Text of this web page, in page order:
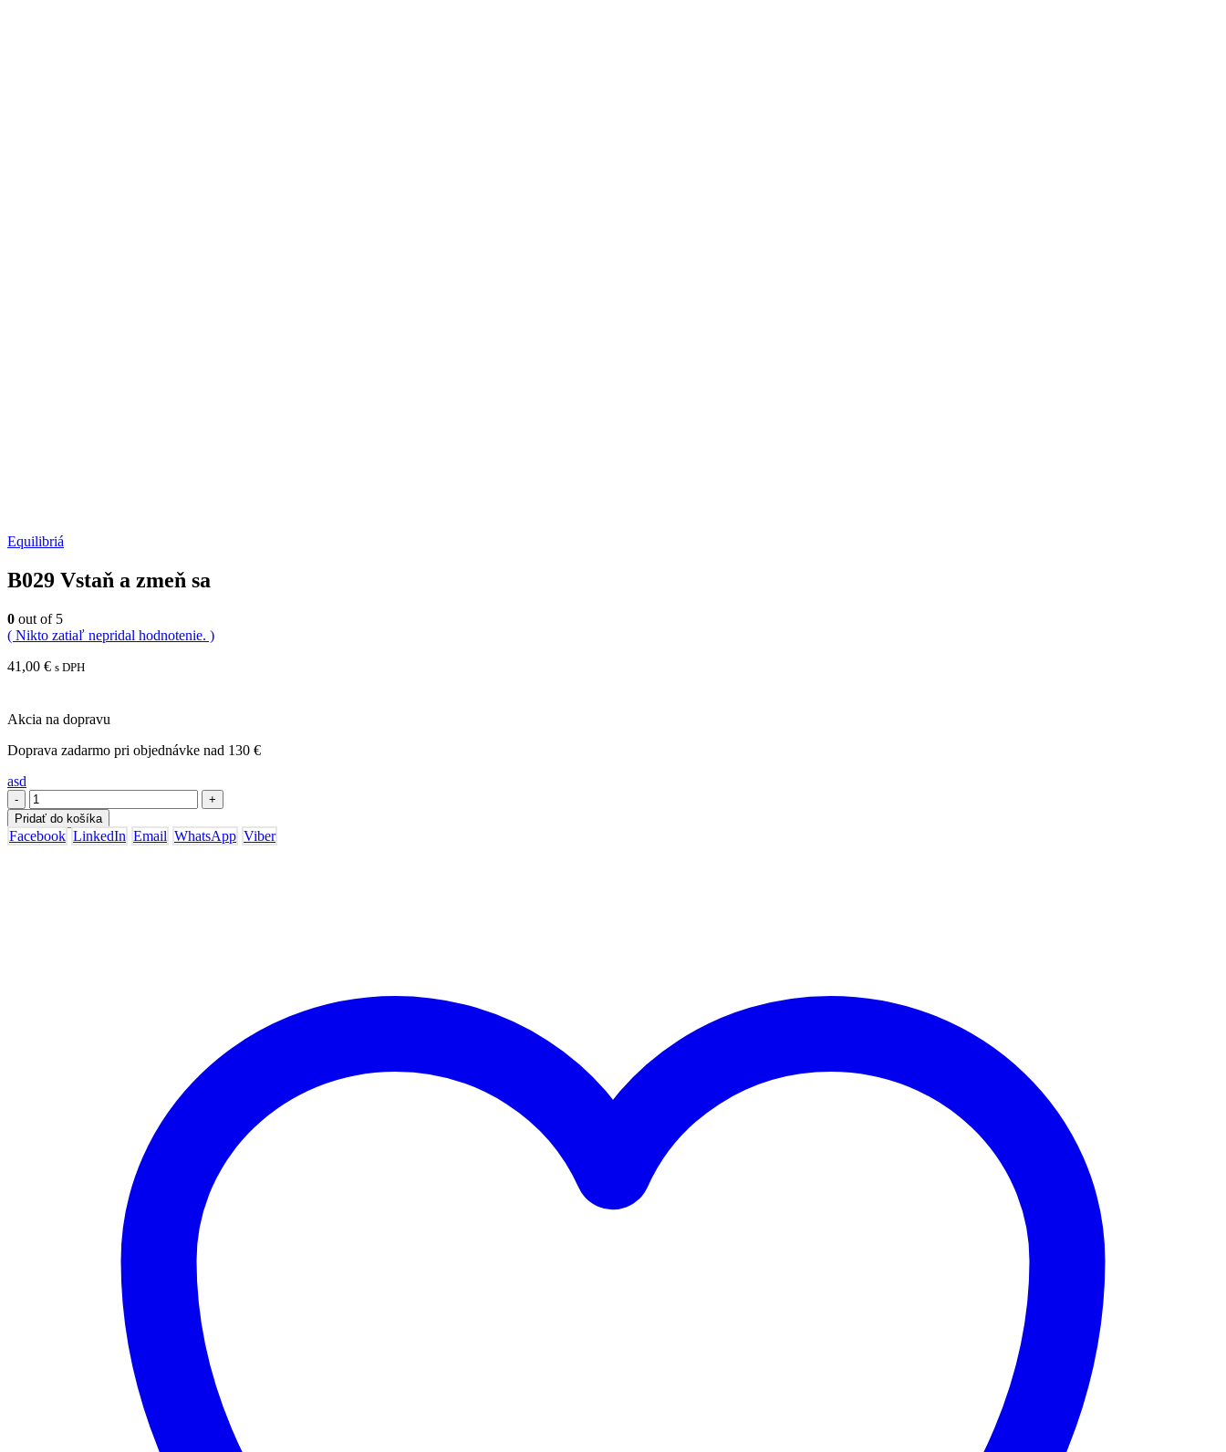
Equilibriá
B029 Vstaň a zmeň sa
0 out of 5
( Nikto zatiaľ nepridal hodnotenie. )
41,00 € s DPH
Akcia na dopravu
Doprava zadarmo pri objednávke nad 130 €
asd
-
+
Pridať do košíka
Facebook LinkedIn Email WhatsApp Viber